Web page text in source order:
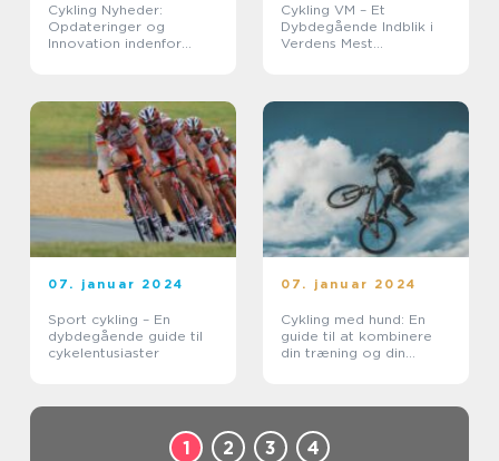
Cykling Nyheder:
Opdateringer og
Innovation indenfor
Cykling VM – Et
Dybdegående Indblik i
Verdens Mest
07. januar 2024
Sport cykling – En
dybdegående guide til
cykelentusiaster
07. januar 2024
Cykling med hund: En
guide til at kombinere
din træning og din
1 2 3 4